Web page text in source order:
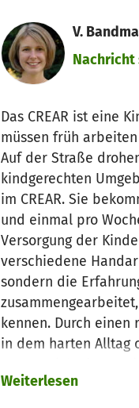
V.
Nachricht
Das CREAR ist eine
müssen früh
Auf der Straße
kindgerechten
im CREAR. Sie
und einmal pro
Versorgung der
verschiedene
sondern die
kennen. Durch einen
in dem harten Alltag
Schwierigkeiten und
Weiterlesen